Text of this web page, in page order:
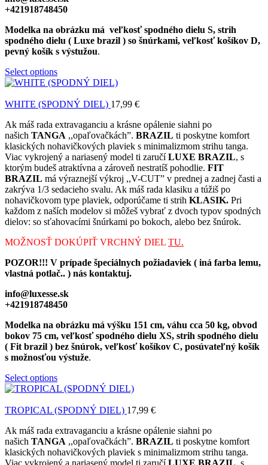
+421918748450
Modelka na obrázku má veľkosť spodného dielu S, strih
spodného dielu ( Luxe brazil ) so šnúrkami, veľkosť košíkov D,
pevný košík s výstužou.
Select options
WHITE (SPODNÝ DIEL) 17,99 €
Ak máš rada extravaganciu a krásne opálenie siahni po
našich TANGA ,,opaľovačkách”. BRAZIL ti poskytne komfort
klasických nohavičkových plaviek s minimalizmom strihu tanga.
Viac vykrojený a nariasený model ti zaručíLUXE BRAZIL, s
ktorým budeš atraktívna a zároveň nestratíš pohodlie. FIT
BRAZIL má výraznejší výkroj ,,V-CUT” v prednej a zadnej časti a
zakrýva 1/3 sedacieho svalu. Ak máš rada klasiku a túžiš po
nohavičkovom type plaviek, odporúčame ti strih KLASIK. Pri
každom z naších modelov si môžeš vybrať z dvoch typov spodných
dielov: so sťahovacími šnúrkami po bokoch, alebo bez šnúrok.
MOŽNOSŤ DOKÚPIŤ VRCHNÝ DIEL TU.
POZOR!!! V prípade špeciálnych požiadaviek ( iná farba lemu,
vlastná potlač.. ) nás kontaktuj.
info@luxesse.sk
+421918748450
Modelka na obrázku má výšku 151 cm, váhu cca 50 kg, obvod
bokov 75 cm, veľkosť spodného dielu XS, strih spodného dielu
( Fit brazil ) bez šnúrok, veľkosť košíkov C, posúvateľný košík
s možnosťou výstuže.
Select options
TROPICAL (SPODNÝ DIEL) 17,99 €
Ak máš rada extravaganciu a krásne opálenie siahni po
našich TANGA ,,opaľovačkách”. BRAZIL ti poskytne komfort
klasických nohavičkových plaviek s minimalizmom strihu tanga.